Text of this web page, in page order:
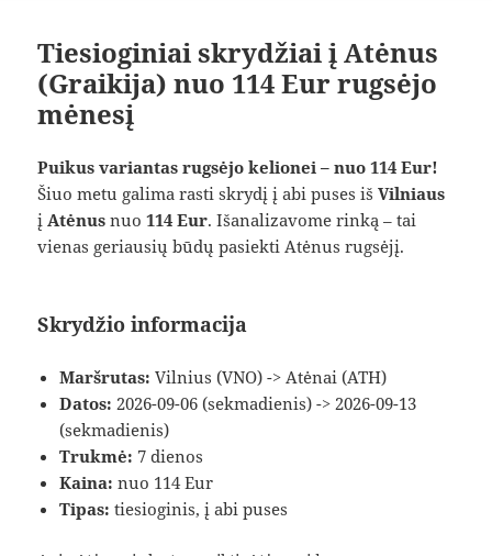
Tiesioginiai skrydžiai į Atėnus
(Graikija) nuo 114 Eur rugsėjo
mėnesį
Puikus variantas rugsėjo kelionei – nuo 114 Eur!
Šiuo metu galima rasti skrydį į abi puses išVilniaus
įAtėnus nuo114 Eur. Išanalizavome rinką – tai
vienas geriausių būdų pasiekti Atėnus rugsėjį.
Skrydžio informacija
Maršrutas: Vilnius (VNO) -> Atėnai (ATH)
Datos: 2026-09-06 (sekmadienis) -> 2026-09-13
(sekmadienis)
Trukmė: 7 dienos
Kaina: nuo 114 Eur
Tipas: tiesioginis, į abi puses